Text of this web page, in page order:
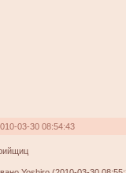
03-30 08:54:43